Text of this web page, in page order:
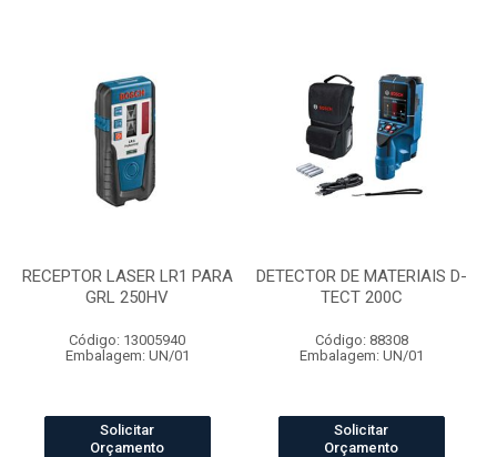
RECEPTOR LASER LR1 PARA
GRL 250HV
Código: 13005940
Embalagem: UN/01
Solicitar
Orçamento
DETECTOR DE MATERIAIS D-
TECT 200C
Código: 88308
Embalagem: UN/01
Solicitar
Orçamento